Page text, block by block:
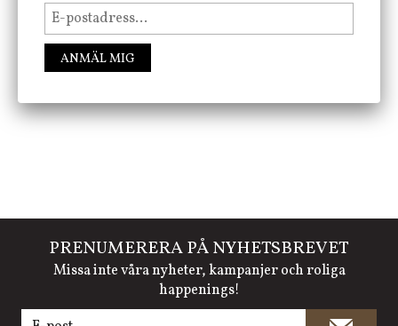
FÖLJ OSS PÅ INSTAGRAM @JBHOME
PRENUMERERA PÅ NYHETSBREVET
Missa inte våra nyheter, kampanjer och roliga
happenings!
ANMÄL MIG